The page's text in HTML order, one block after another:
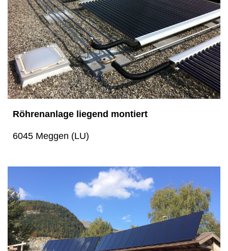
Röhrenanlage liegend montiert
6045 Meggen (LU)